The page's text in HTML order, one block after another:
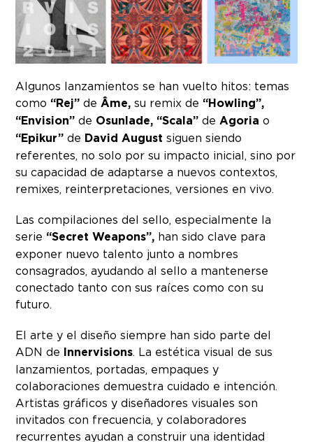
Algunos lanzamientos se han vuelto hitos: temas
como “Rej” de Âme, su remix de “Howling”,
“Envision” de Osunlade, “Scala” de Agoria o
“Epikur” de David August siguen siendo
referentes, no solo por su impacto inicial, sino por
su capacidad de adaptarse a nuevos contextos,
remixes, reinterpretaciones, versiones en vivo.
Las compilaciones del sello, especialmente la
serie “Secret Weapons”, han sido clave para
exponer nuevo talento junto a nombres
consagrados, ayudando al sello a mantenerse
conectado tanto con sus raíces como con su
futuro.
El arte y el diseño siempre han sido parte del
ADN de Innervisions. La estética visual de sus
lanzamientos, portadas, empaques y
colaboraciones demuestra cuidado e intención.
Artistas gráficos y diseñadores visuales son
invitados con frecuencia, y colaboradores
recurrentes ayudan a construir una identidad